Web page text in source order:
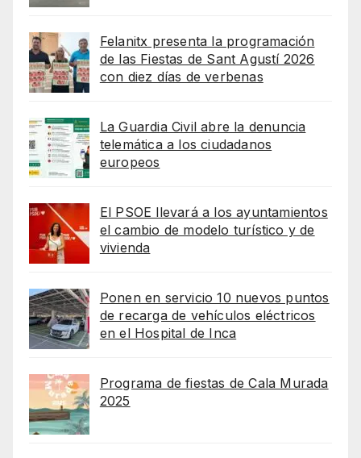
Felanitx presenta la programación
de las Fiestas de Sant Agustí 2026
con diez días de verbenas
La Guardia Civil abre la denuncia
telemática a los ciudadanos
europeos
El PSOE llevará a los ayuntamientos
el cambio de modelo turístico y de
vivienda
Ponen en servicio 10 nuevos puntos
de recarga de vehículos eléctricos
en el Hospital de Inca
Programa de fiestas de Cala Murada
2025